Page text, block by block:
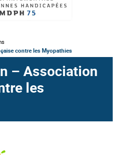
contre les Myopathies
– Association
les